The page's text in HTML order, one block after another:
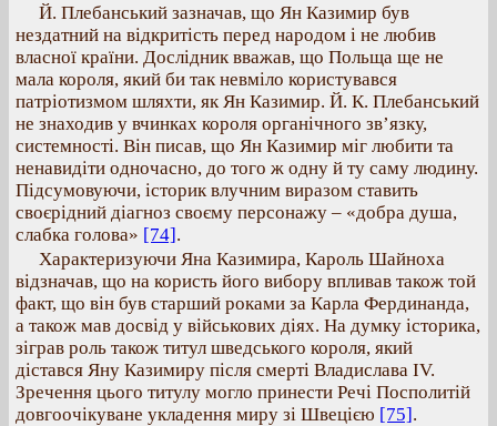
Й. Плебанський зазначав, що Ян Казимир був
нездатний на відкритість перед народом і не любив
власної країни. Дослідник вважав, що Польща ще не
мала короля, який би так невміло користувався
патріотизмом шляхти, як Ян Казимир. Й. К. Плебанський
не знаходив у вчинках короля органічного зв’язку,
системності. Він писав, що Ян Казимир міг любити та
ненавидіти одночасно, до того ж одну й ту саму людину.
Підсумовуючи, історик влучним виразом ставить
своєрідний діагноз своєму персонажу – «добра душа,
слабка голова» [74].
Характеризуючи Яна Казимира, Кароль Шайноха
відзначав, що на користь його вибору впливав також той
факт, що він був старший роками за Карла Фердинанда,
а також мав досвід у військових діях. На думку історика,
зіграв роль також титул шведського короля, який
дістався Яну Казимиру після смерті Владислава IV.
Зречення цього титулу могло принести Речі Посполитій
довгоочікуване укладення миру зі Швецією [75].